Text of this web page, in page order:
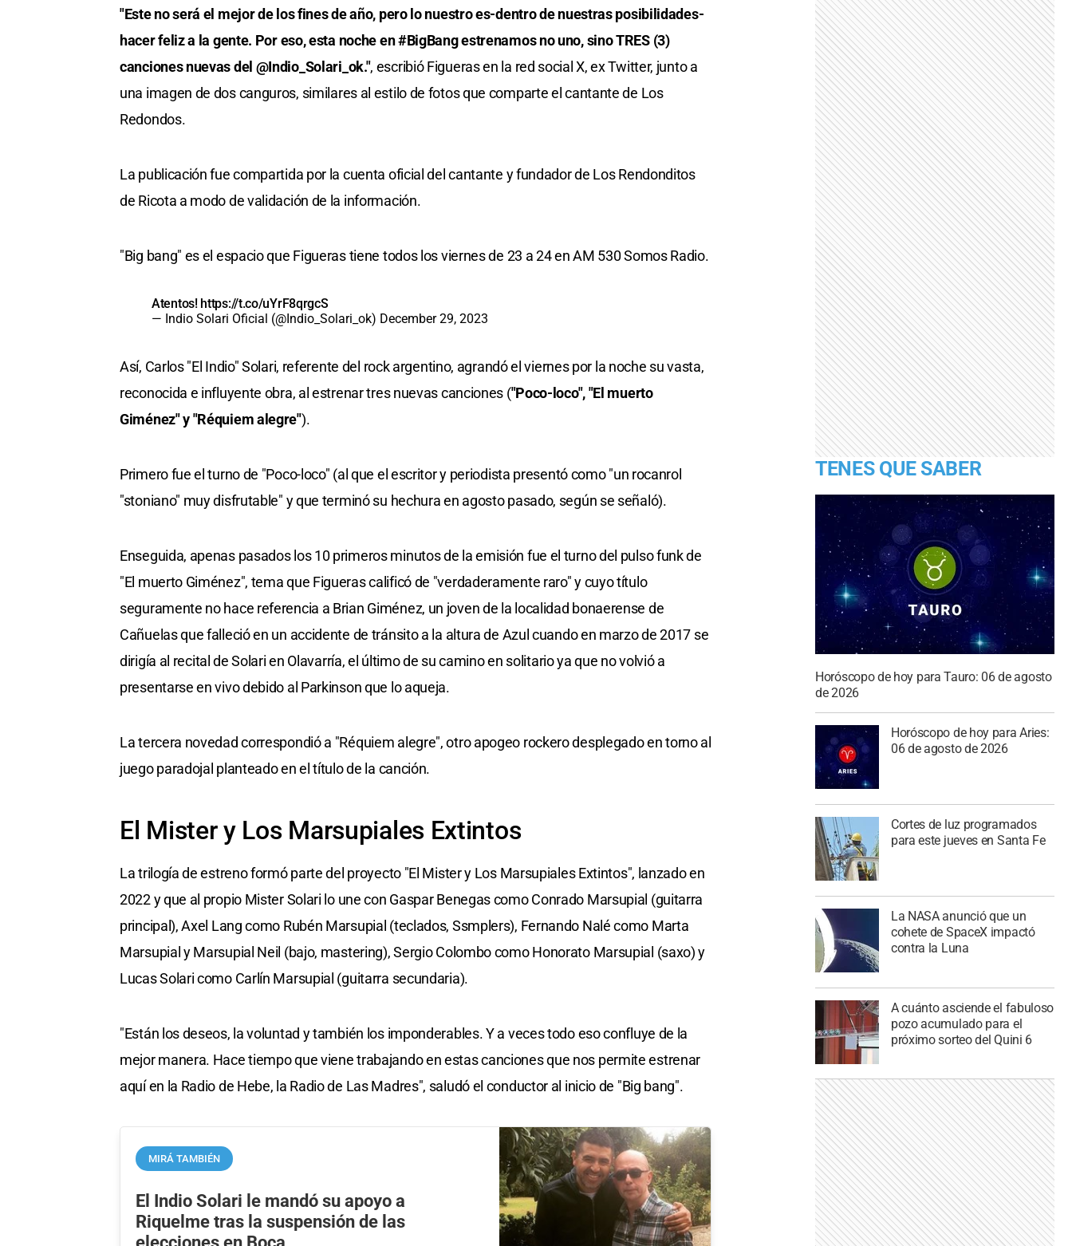
"Este no será el mejor de los fines de año, pero lo nuestro es-dentro de nuestras posibilidades-
hacer feliz a la gente. Por eso, esta noche en #BigBang estrenamos no uno, sino TRES (3)
canciones nuevas del @Indio_Solari_ok.", escribió Figueras en la red social X, ex Twitter, junto a
una imagen de dos canguros, similares al estilo de fotos que comparte el cantante de Los
Redondos.
La publicación fue compartida por la cuenta oficial del cantante y fundador de Los Rendonditos
de Ricota a modo de validación de la información.
"Big bang" es el espacio que Figueras tiene todos los viernes de 23 a 24 en AM 530 Somos Radio.
Atentos! https://t.co/uYrF8qrgcS
— Indio Solari Oficial (@Indio_Solari_ok) December 29, 2023
Así, Carlos "El Indio" Solari, referente del rock argentino, agrandó el viernes por la noche su vasta,
reconocida e influyente obra, al estrenar tres nuevas canciones ("Poco-loco", "El muerto
Giménez" y "Réquiem alegre").
Primero fue el turno de "Poco-loco" (al que el escritor y periodista presentó como "un rocanrol
"stoniano" muy disfrutable" y que terminó su hechura en agosto pasado, según se señaló).
Enseguida, apenas pasados los 10 primeros minutos de la emisión fue el turno del pulso funk de
"El muerto Giménez", tema que Figueras calificó de "verdaderamente raro" y cuyo título
seguramente no hace referencia a Brian Giménez, un joven de la localidad bonaerense de
Cañuelas que falleció en un accidente de tránsito a la altura de Azul cuando en marzo de 2017 se
dirigía al recital de Solari en Olavarría, el último de su camino en solitario ya que no volvió a
presentarse en vivo debido al Parkinson que lo aqueja.
La tercera novedad correspondió a "Réquiem alegre", otro apogeo rockero desplegado en torno al
juego paradojal planteado en el título de la canción.
El Mister y Los Marsupiales Extintos
La trilogía de estreno formó parte del proyecto "El Mister y Los Marsupiales Extintos", lanzado en
2022 y que al propio Mister Solari lo une con Gaspar Benegas como Conrado Marsupial (guitarra
principal), Axel Lang como Rubén Marsupial (teclados, Ssmplers), Fernando Nalé como Marta
Marsupial y Marsupial Neil (bajo, mastering), Sergio Colombo como Honorato Marsupial (saxo) y
Lucas Solari como Carlín Marsupial (guitarra secundaria).
"Están los deseos, la voluntad y también los imponderables. Y a veces todo eso confluye de la
mejor manera. Hace tiempo que viene trabajando en estas canciones que nos permite estrenar
aquí en la Radio de Hebe, la Radio de Las Madres", saludó el conductor al inicio de "Big bang".
MIRÁ TAMBIÉN
El Indio Solari le mandó su apoyo a
Riquelme tras la suspensión de las
TENES QUE SABER
Horóscopo de hoy para Tauro: 06 de agosto
de 2026
Horóscopo de hoy para Aries:
06 de agosto de 2026
Cortes de luz programados
para este jueves en Santa Fe
La NASA anunció que un
cohete de SpaceX impactó
contra la Luna
A cuánto asciende el fabuloso
pozo acumulado para el
próximo sorteo del Quini 6